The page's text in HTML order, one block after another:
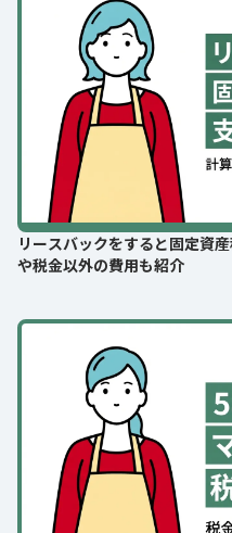
リースバックをすると固定資
や税金以外の費用も紹介